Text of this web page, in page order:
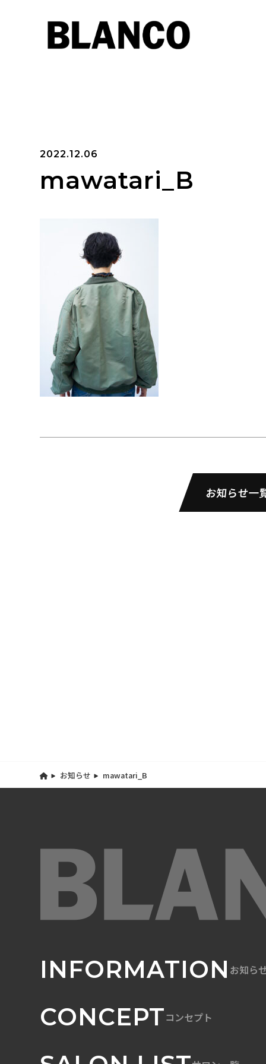
2022.12.06
mawatari_B
お知らせ一
お知らせ mawatari_B
INFORMATION お知ら
CONCEPTコンセプト